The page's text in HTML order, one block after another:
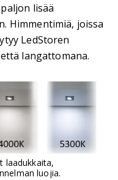
lisää
Himmentimiä, joissa
LedStoren
langattomana.
laadukkaita,
luojia.